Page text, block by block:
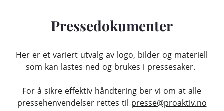
Pressedokumenter
Her er et variert utvalg av logo, bilder og materiell
som kan lastes ned og brukes i pressesaker.
For å sikre effektiv håndtering ber vi om at alle
pressehenvendelser rettes til presse@proaktiv.no